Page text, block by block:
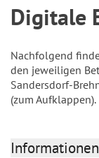
Digitale
Nachfolgend
den jeweiligen
Sandersdorf-
(zum Aufklappen).